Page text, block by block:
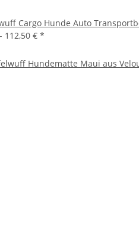
Cargo Hunde Auto
112,50 € *